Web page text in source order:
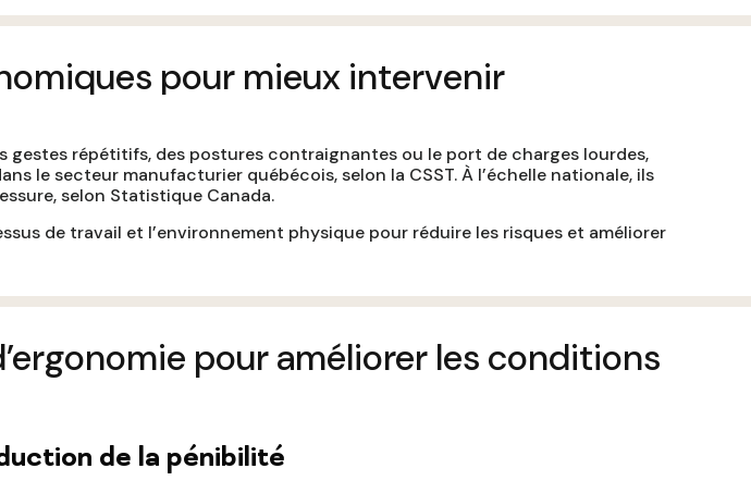
pour mieux intervenir​
gestes répétitifs, des postures contraignantes ou le port de charges lourdes,
le secteur manufacturier québécois, selon la CSST. À l’échelle nationale, ils
selon Statistique Canada.
de travail et l’environnement physique pour réduire les risques et améliorer
pour améliorer les conditions
de la pénibilité